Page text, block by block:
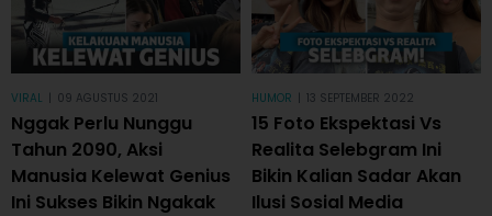
VIRAL | 09 AGUSTUS 2021
Nggak Perlu Nunggu
Tahun 2090, Aksi
Manusia Kelewat Genius
Ini Sukses Bikin Ngakak
HUMOR | 13 SEPTEMBER 2022
15 Foto Ekspektasi Vs
Realita Selebgram Ini
Bikin Kalian Sadar Akan
Ilusi Sosial Media